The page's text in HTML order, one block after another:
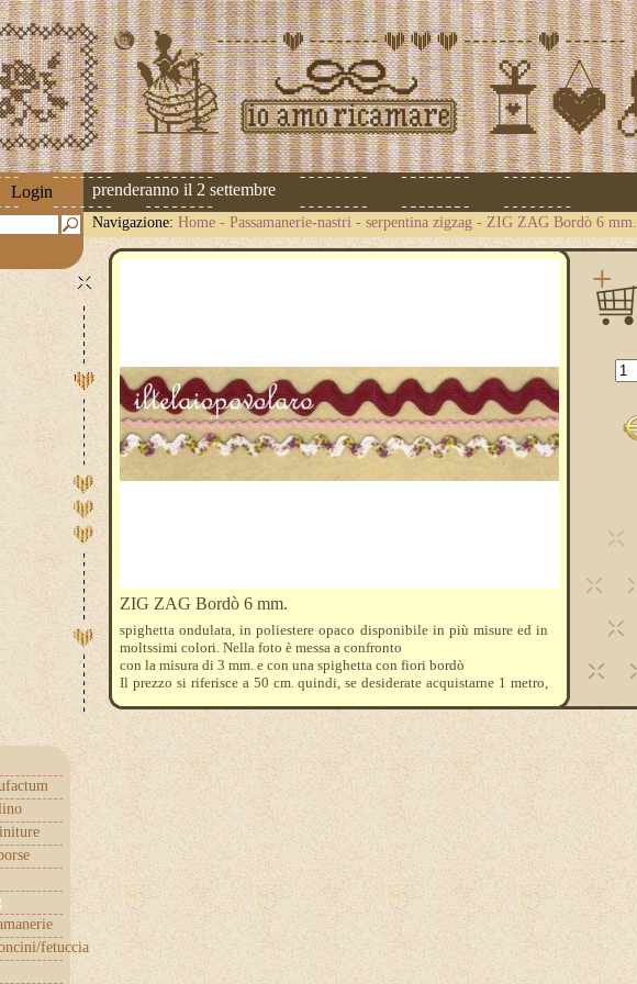
Login riprenderanno il 2 settembre
Navigazione: Home - Passamanerie-nastri - serpentina zigzag - ZIG ZAG Bordò 6 mm.
fetuccia
ZIG ZAG Bordò 6 mm.
spighetta ondulata, in poliestere opaco disponibile in più misure ed in
moltssimi colori. Nella foto è messa a confronto
con la misura di 3 mm. e con una spighetta con fiori bordò
Il prezzo si riferisce a 50 cm. quindi, se desiderate acquistarne 1 metro,